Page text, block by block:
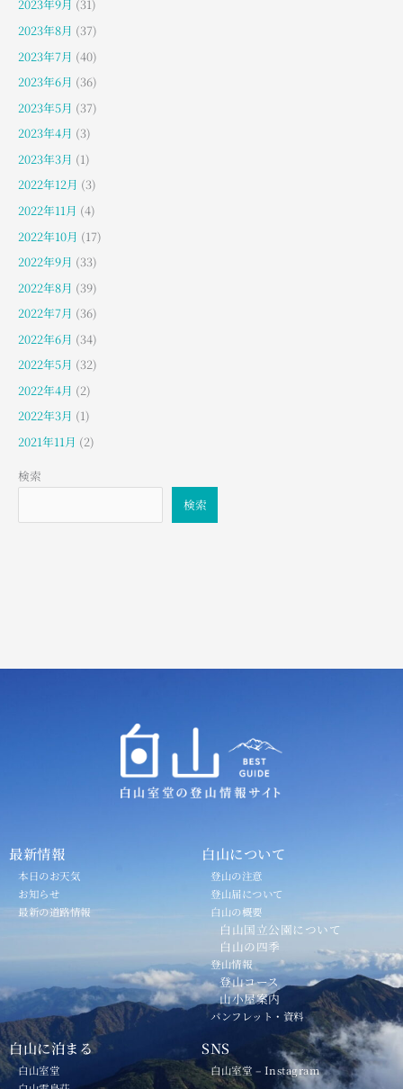
2023年9月 (31)
2023年8月 (37)
2023年7月 (40)
2023年6月 (36)
2023年5月 (37)
2023年4月 (3)
2023年3月 (1)
2022年12月 (3)
2022年11月 (4)
2022年10月 (17)
2022年9月 (33)
2022年8月 (39)
2022年7月 (36)
2022年6月 (34)
2022年5月 (32)
2022年4月 (2)
2022年3月 (1)
2021年11月 (2)
検索
検索
最新情報
本日のお天気
お知らせ
最新の道路情報
白山について
登山の注意
登山届について
白山の概要
白山国立公園について
白山の四季
登山情報
登山コース
山小屋案内
パンフレット・資料
白山に泊まる
白山室堂
SNS
白山室堂 – Instagram